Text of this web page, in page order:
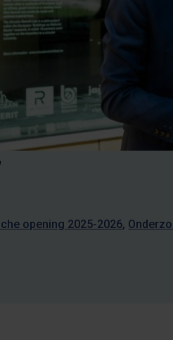
opening 2025-2026